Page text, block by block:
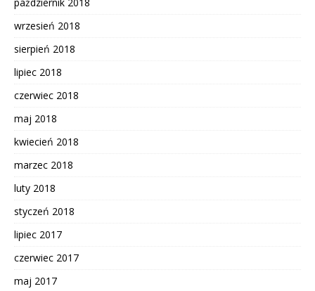
wrzesień 2018
sierpień 2018
lipiec 2018
czerwiec 2018
maj 2018
kwiecień 2018
marzec 2018
luty 2018
styczeń 2018
lipiec 2017
czerwiec 2017
maj 2017